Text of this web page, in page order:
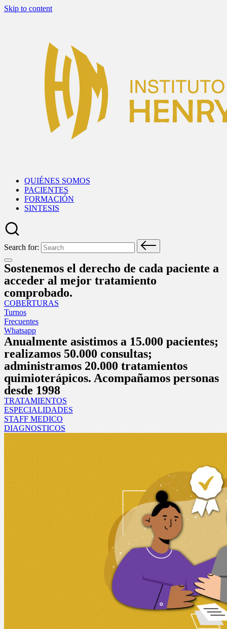
Skip to content
QUIÉNES SOMOS
PACIENTES
FORMACIÓN
SINTESIS
Search for:
Sostenemos el derecho de cada paciente a
acceder al mejor tratamiento
comprobado.
COBERTURAS
Turnos
Frecuentes
Whatsapp
Anualmente asistimos a 15.000 pacientes;
realizamos 50.000 consultas;
administramos 20.000 tratamientos
quimioterápicos. Acompañamos personas
desde 1998
TRATAMIENTOS
ESPECIALIDADES
STAFF MEDICO
DIAGNOSTICOS